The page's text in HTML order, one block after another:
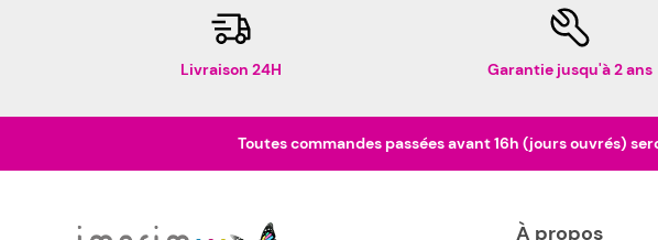
Livraison 24H Garantie jusqu'à 2 ans
Toutes commandes passées avant 16h (jours ouvrés)
À propos